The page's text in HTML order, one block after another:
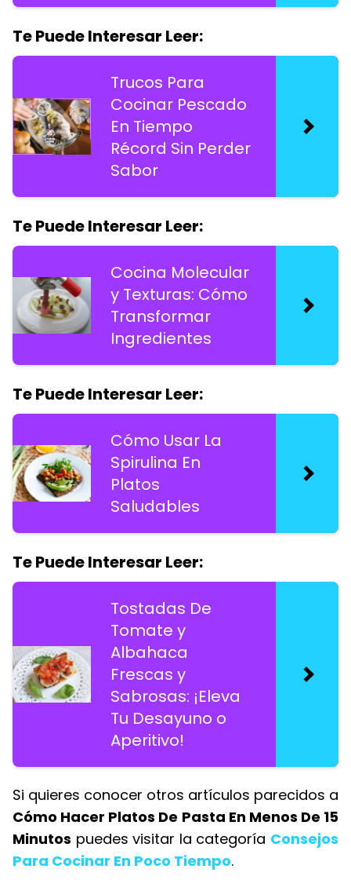
Te Puede Interesar Leer:
Trucos Para
Cocinar Pescado
En Tiempo
Récord Sin Perder
Sabor
Te Puede Interesar Leer:
Cocina Molecular
y Texturas: Cómo
Transformar
Ingredientes
Te Puede Interesar Leer:
Cómo Usar La
Spirulina En
Platos
Saludables
Te Puede Interesar Leer:
Tostadas De
Tomate y
Albahaca
Frescas y
Sabrosas: ¡Eleva
Tu Desayuno o
Aperitivo!
Si quieres conocer otros artículos parecidos a
Cómo Hacer Platos De Pasta En Menos De 15
Minutos puedes visitar la categoría Consejos
Para Cocinar En Poco Tiempo.